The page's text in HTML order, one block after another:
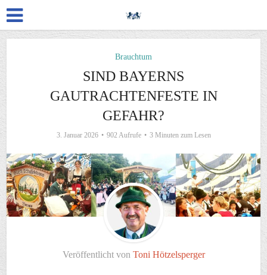
Brauchtum
SIND BAYERNS
GAUTRACHTENFESTE IN
GEFAHR?
3. Januar 2026 902 Aufrufe 3 Minuten zum Lesen
Veröffentlicht von Toni Hötzelsperger